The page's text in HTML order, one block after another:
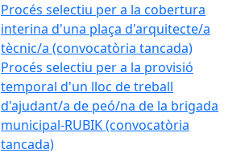
Procés selectiu per a la cobertura
interina d'una plaça d'arquitecte/a
tècnic/a (convocatòria tancada)
Procés selectiu per a la provisió
temporal d'un lloc de treball
d'ajudant/a de peó/na de la brigada
municipal-RUBIK (convocatòria
tancada)